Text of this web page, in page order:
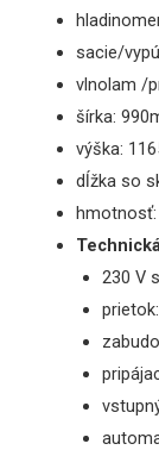
sacie/
vlnolam /
šírka:
výška:
dĺžka so
hmotnosť:
230 V